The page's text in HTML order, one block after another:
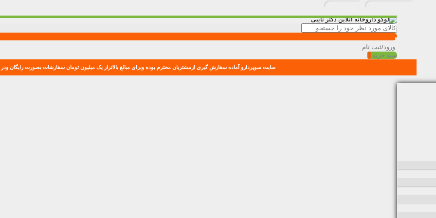
ورود/ثبت نام
سبد خرید 0
سایت سوپردارو آماده سفارش گیری ازمشتریان محترم بوده وبرای مبالغ بالاتراز یک میلیون تومان سفارشات بصورت رایگان